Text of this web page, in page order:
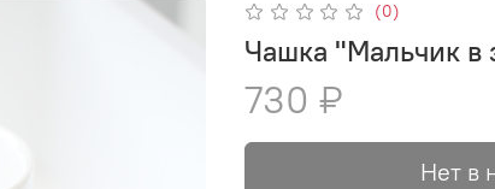
(0)
Чашка "Мальчик в
730 ₽
Нет в